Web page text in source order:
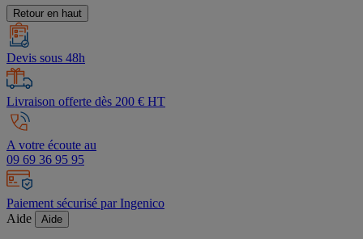
Retour en haut
Devis sous 48h
Livraison offerte dès 200 € HT
A votre écoute au
09 69 36 95 95
Paiement sécurisé par Ingenico
Aide
Aide